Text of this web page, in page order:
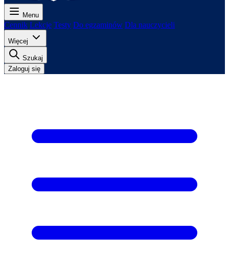
Menu
Cennik Lekcje Testy Do egzaminów Dla nauczycieli
Więcej
Szukaj
Zaloguj się